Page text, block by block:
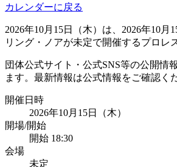
カレンダーに戻る
2026年10月15日（木）は、2026年10月
リング・ノアが未定で開催するプロレ
団体公式サイト・公式SNS等の公開情
ます。最新情報は公式情報をご確認く
開催日時
2026年10月15日（木）
開場/開始
開始 18:30
会場
未定